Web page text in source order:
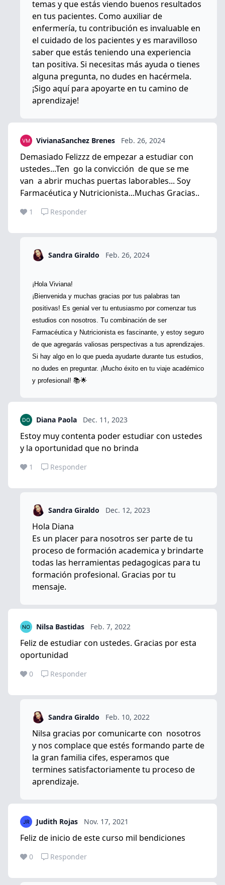
temas y que estás viendo buenos resultados
en tus pacientes. Como auxiliar de
enfermería, tu contribución es invaluable en
el cuidado de los pacientes y es maravilloso
saber que estás teniendo una experiencia
tan positiva. Si necesitas más ayuda o tienes
alguna pregunta, no dudes en hacérmela.
¡Sigo aquí para apoyarte en tu camino de
aprendizaje!
VivianaSanchez Brenes Feb. 26, 2024
Demasiado Felizzz de empezar a estudiar con
ustedes...Ten go la convicción de que se me
van a abrir muchas puertas laborables... Soy
Farmacéutica y Nutricionista...Muchas Gracias..
1 Responder
Sandra Giraldo Feb. 26, 2024
¡Hola Viviana!
¡Bienvenida y muchas gracias por tus palabras tan
positivas! Es genial ver tu entusiasmo por comenzar tus
estudios con nosotros. Tu combinación de ser
Farmacéutica y Nutricionista es fascinante, y estoy seguro
de que agregarás valiosas perspectivas a tus aprendizajes.
Si hay algo en lo que pueda ayudarte durante tus estudios,
no dudes en preguntar. ¡Mucho éxito en tu viaje académico
y profesional! 📚🌟
Diana Paola Dec. 11, 2023
Estoy muy contenta poder estudiar con ustedes
y la oportunidad que no brinda
1 Responder
Sandra Giraldo Dec. 12, 2023
Hola Diana
Es un placer para nosotros ser parte de tu
proceso de formación academica y brindarte
todas las herramientas pedagogicas para tu
formación profesional. Gracias por tu
mensaje.
Nilsa Bastidas Feb. 7, 2022
Feliz de estudiar con ustedes. Gracias por esta
oportunidad
0 Responder
Sandra Giraldo Feb. 10, 2022
Nilsa gracias por comunicarte con nosotros
y nos complace que estés formando parte de
la gran familia cifes, esperamos que
termines satisfactoriamente tu proceso de
aprendizaje.
Judith Rojas Nov. 17, 2021
Feliz de inicio de este curso mil bendiciones
0 Responder